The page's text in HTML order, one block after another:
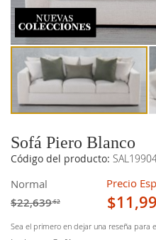
Sofá Piero Blanco
Código del producto:
Normal
$22,639.62
Precio
Sea el primero en dejar una reseña para
imágenes
imágenes